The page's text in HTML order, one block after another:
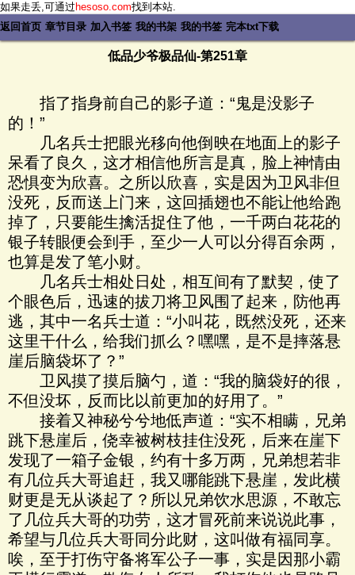
如果走丢,可通过hesoso.com找到本站.
返回首页 章节目录 加入书签 我的书架 我的书签 完本txt下载
低品少爷极品仙-第251章
指了指身前自己的影子道：“鬼是没影子
的！”
几名兵士把眼光移向他倒映在地面上的影子
呆看了良久，这才相信他所言是真，脸上神情由
恐惧变为欣喜。之所以欣喜，实是因为卫风非但
没死，反而送上门来，这回插翅也不能让他给跑
掉了，只要能生擒活捉住了他，一千两白花花的
银子转眼便会到手，至少一人可以分得百余两，
也算是发了笔小财。
几名兵士相处日处，相互间有了默契，使了
个眼色后，迅速的拔刀将卫风围了起来，防他再
逃，其中一名兵士道：“小叫花，既然没死，还来
这里干什么，给我们抓么？嘿嘿，是不是摔落悬
崖后脑袋坏了？”
卫风摸了摸后脑勺，道：“我的脑袋好的很，
不但没坏，反而比以前更加的好用了。”
接着又神秘兮兮地低声道：“实不相瞒，兄弟
跳下悬崖后，侥幸被树枝挂住没死，后来在崖下
发现了一箱子金银，约有十多万两，兄弟想若非
有几位兵大哥追赶，我又哪能跳下悬崖，发此横
财更是无从谈起了？所以兄弟饮水思源，不敢忘
了几位兵大哥的功劳，这才冒死前来说说此事，
希望与几位兵大哥同分此财，这叫做有福同享。
唉，至于打伤守备将军公子一事，实是因那小霸